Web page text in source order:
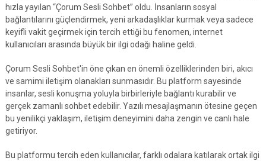
hızla yayılan “Çorum Sesli Sohbet” oldu. İnsanların sosyal
bağlantılarını güçlendirmek, yeni arkadaşlıklar kurmak veya sadece
keyifli vakit geçirmek için tercih ettiği bu fenomen, internet
kullanıcıları arasında büyük bir ilgi odağı haline geldi.
Çorum Sesli Sohbet'in öne çıkan en önemli özelliklerinden biri, akıcı
ve samimi iletişim olanakları sunmasıdır. Bu platform sayesinde
insanlar, sesli konuşma yoluyla birbirleriyle bağlantı kurabilir ve
gerçek zamanlı sohbet edebilir. Yazılı mesajlaşmanın ötesine geçen
bu yenilikçi yaklaşım, iletişim deneyimini daha zengin ve canlı hale
getiriyor.
Bu platformu tercih eden kullanıcılar, farklı odalara katılarak ortak ilgi